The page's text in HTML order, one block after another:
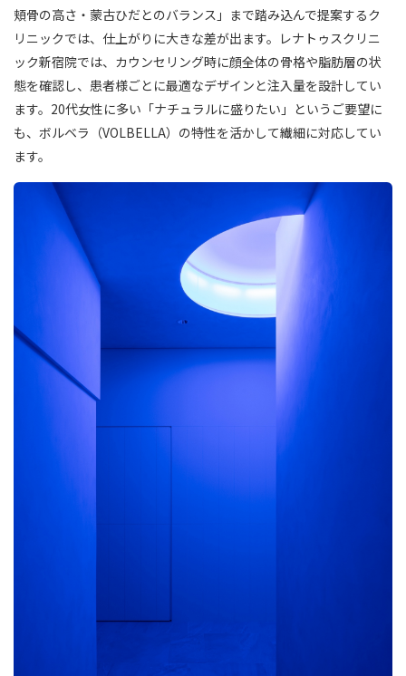
頬骨の高さ・蒙古ひだとのバランス」まで踏み込んで提案するク
リニックでは、仕上がりに大きな差が出ます。レナトゥスクリニ
ック新宿院では、カウンセリング時に顔全体の骨格や脂肪層の状
態を確認し、患者様ごとに最適なデザインと注入量を設計してい
ます。20代女性に多い「ナチュラルに盛りたい」というご要望に
も、ボルベラ（VOLBELLA）の特性を活かして繊細に対応してい
ます。